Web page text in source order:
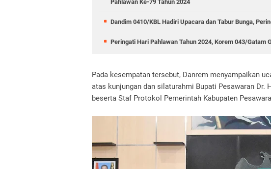
Pahlawan Ke-79 Tahun 2024
Dandim 0410/KBL Hadiri Upacara dan Tabur Bunga,
Peringati Hari Pahlawan Tahun 2024, Korem 043/Gatam
Pada kesempatan tersebut, Danrem menyampaikan
atas kunjungan dan silaturahmi Bupati Pesawaran Dr.
beserta Staf Protokol Pemerintah Kabupaten